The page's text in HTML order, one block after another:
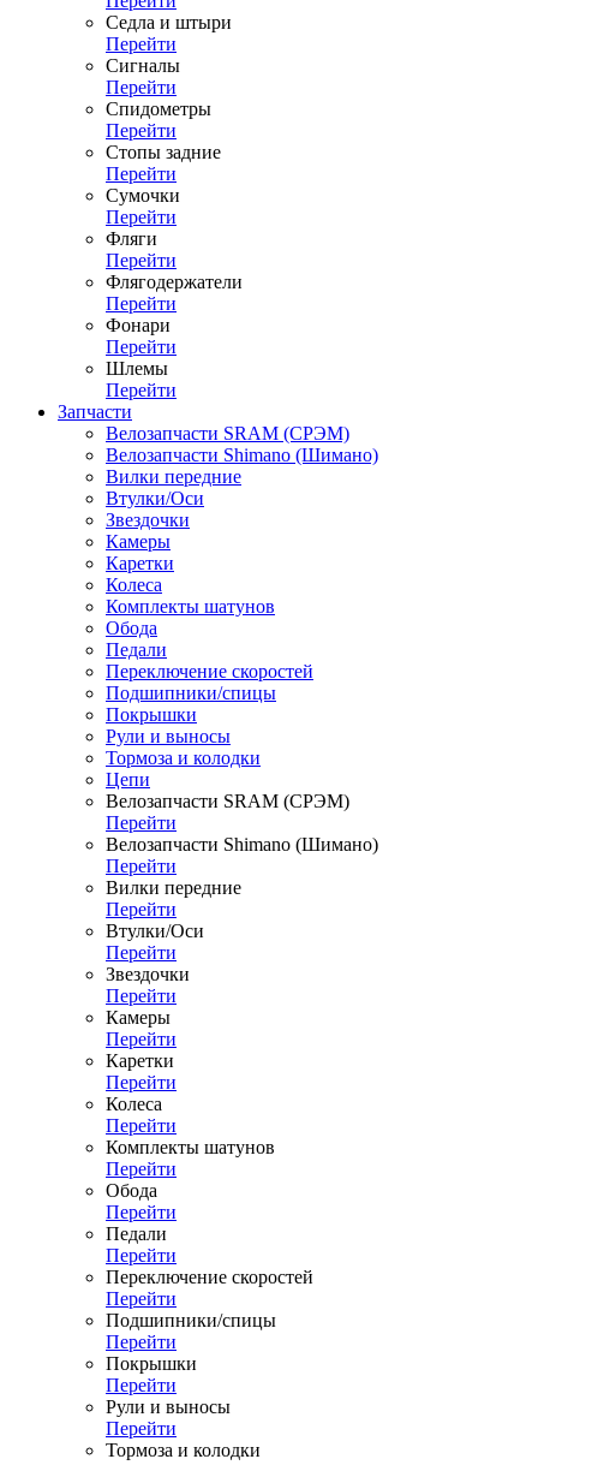
Седла и штыри
Перейти
Сигналы
Перейти
Спидометры
Перейти
Стопы задние
Перейти
Сумочки
Перейти
Фляги
Перейти
Флягодержатели
Перейти
Фонари
Перейти
Шлемы
Перейти
Запчасти
Велозапчасти SRAM (СРЭМ)
Велозапчасти Shimano (Шимано)
Вилки передние
Втулки/Оси
Звездочки
Камеры
Каретки
Колеса
Комплекты шатунов
Обода
Педали
Переключение скоростей
Подшипники/спицы
Покрышки
Рули и выносы
Тормоза и колодки
Цепи
Велозапчасти SRAM (СРЭМ)
Перейти
Велозапчасти Shimano (Шимано)
Перейти
Вилки передние
Перейти
Втулки/Оси
Перейти
Звездочки
Перейти
Камеры
Перейти
Каретки
Перейти
Колеса
Перейти
Комплекты шатунов
Перейти
Обода
Перейти
Педали
Перейти
Переключение скоростей
Перейти
Подшипники/спицы
Перейти
Покрышки
Перейти
Рули и выносы
Перейти
Тормоза и колодки